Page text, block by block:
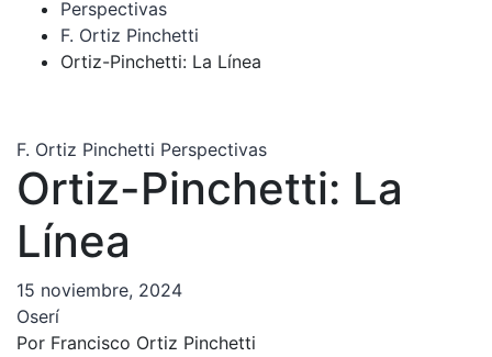
Perspectivas
F. Ortiz Pinchetti
Ortiz-Pinchetti: La Línea
F. Ortiz Pinchetti Perspectivas
Ortiz-Pinchetti: La
Línea
15 noviembre, 2024
Oserí
Por Francisco Ortiz Pinchetti